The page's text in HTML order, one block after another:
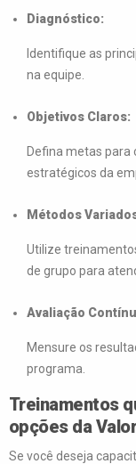
Diagnóstico:
Identifique as
na equipe.
Objetivos Claros:
Defina metas para
estratégicos da
Métodos
Utilize
de grupo para
Avaliação
Mensure os
programa.
Treinamentos
opções da
Se você deseja